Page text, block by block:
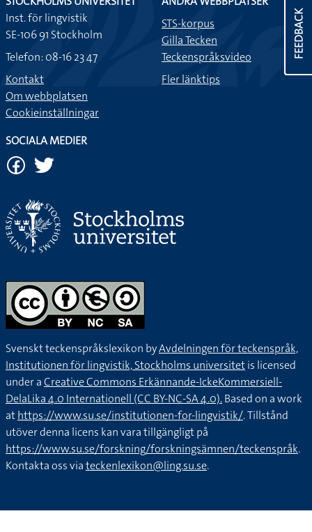
FEEDBACK
Inst. för lingvistik
SE-106 91 Stockholm
Telefon: 08-16 23 47
Kontakt
Om webbplatsen
Cookieinställningar
STS-korpus
Gilla Tecken
Teckenspråksvideo
Fler länktips
SOCIALA MEDIER
Svenskt teckenspråkslexikon byAvdelningen för teckenspråk,
Institutionen för lingvistik, Stockholms universitetis licensed
under aCreative Commons Erkännande-IckeKommersiell-
DelaLika 4.0 Internationell (CC BY-NC-SA 4.0).Based on a work
athttps://www.su.se/institutionen-for-lingvistik/. Tillstånd
utöver denna licens kan vara tillgängligt på
https://www.su.se/forskning/forskningsämnen/teckenspråk.
Kontakta oss viateckenlexikon@ling.su.se.